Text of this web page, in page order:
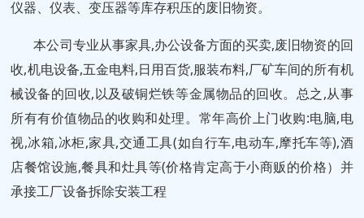
仪器、仪表、变压器等库存积压的废旧物资。
本公司专业从事家具,办公设备方面的买卖,废旧物资的回
收,机电设备,五金电料,日用百货,服装布料,厂矿车间的所有机
械设备的回收,以及破铜烂铁等金属物品的回收。总之,从事
所有有价值物品的收购和处理。常年高价上门收购:电脑,电
视,冰箱,冰柜,家具,交通工具(如自行车,电动车,摩托车等),酒
店餐馆设施,餐具和灶具等(价格肯定高于小商贩的价格）并
承接工厂设备拆除安装工程